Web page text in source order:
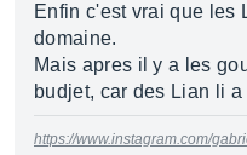
Enfin c'est vrai que les
domaine.
Mais apres il y a les
budjet, car des Lian li
https://www.instagram.com/